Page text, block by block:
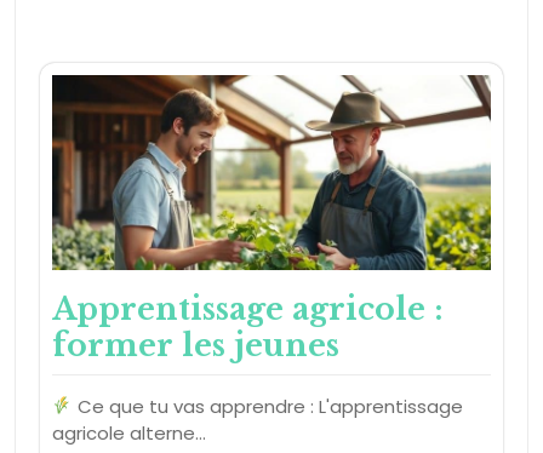
Apprentissage agricole :
former les jeunes
Ce que tu vas apprendre : L'apprentissage
agricole alterne…